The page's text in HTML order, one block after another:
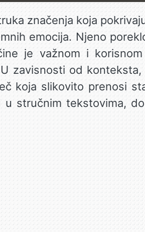
značenja koja
emocija. Njeno
je važnom i
zavisnosti od konteksta,
koja slikovito prenosi
stručnim tekstovima,